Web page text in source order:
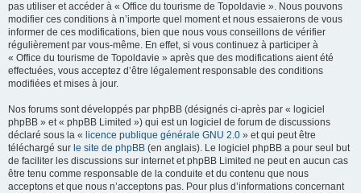
pas utiliser et accéder à « Office du tourisme de Topoldavie ». Nous pouvons
modifier ces conditions à n’importe quel moment et nous essaierons de vous
informer de ces modifications, bien que nous vous conseillons de vérifier
régulièrement par vous-même. En effet, si vous continuez à participer à
« Office du tourisme de Topoldavie » après que des modifications aient été
effectuées, vous acceptez d’être légalement responsable des conditions
modifiées et mises à jour.
Nos forums sont développés par phpBB (désignés ci-après par « logiciel
phpBB » et « phpBB Limited ») qui est un logiciel de forum de discussions
déclaré sous la « licence publique générale GNU 2.0 » et qui peut être
téléchargé sur le site de phpBB (en anglais). Le logiciel phpBB a pour seul but
de faciliter les discussions sur internet et phpBB Limited ne peut en aucun cas
être tenu comme responsable de la conduite et du contenu que nous
acceptons et que nous n’acceptons pas. Pour plus d’informations concernant